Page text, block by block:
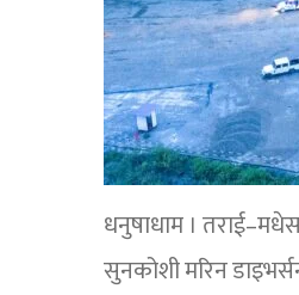
धनुषाधाम ।
सुनकोशी मरिन